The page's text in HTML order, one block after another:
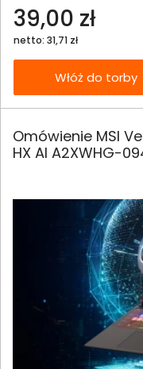
39,00 zł
netto: 31,71 zł
Włóż do torby
Omówienie MSI
HX AI A2XWHG-